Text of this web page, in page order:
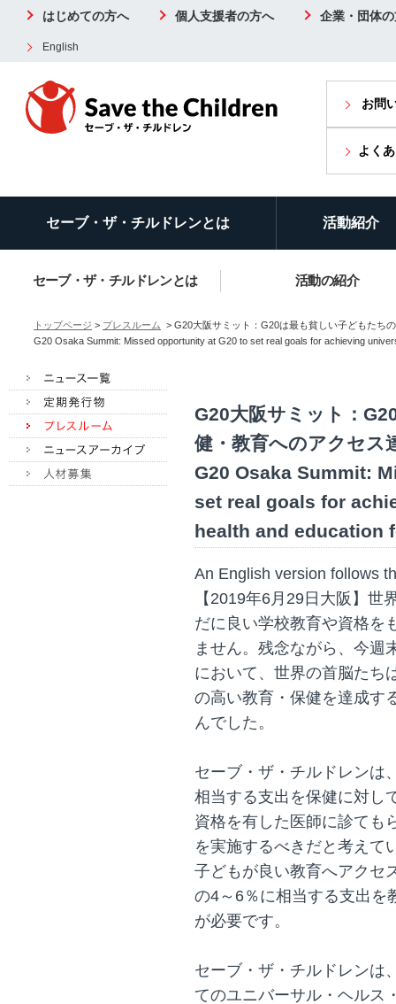
はじめての方へ 個人支援者の方へ 企業・団体
English
お問
よく
セーブ・ザ・チルドレンとは 活動紹介
セーブ・ザ・チルドレンとは 活動の紹介
トップページ > プレスルーム > G20大阪サミット：G20は最も貧しい子どもたち
G20 Osaka Summit: Missed opportunity at G20 to set real goals for achieving
G20大阪サミット：
健・教育へのアクセス
G20 Osaka Summit:
set real goals for
health and education
An English version follows
【2019年6月29日大阪】
だに良い学校教育や資格を
ません。残念ながら、今週
において、世界の首脳たち
の高い教育・保健を達成す
んでした。
セーブ・ザ・チルドレンは
相当する支出を保健に対し
資格を有した医師に診ても
を実施するべきだと考えて
子どもが良い教育へアクセ
の4～6％に相当する支出を
が必要です。
セーブ・ザ・チルドレンは
てのユニバーサル・ヘルス